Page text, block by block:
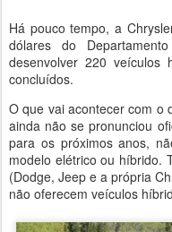
Há pouco tempo, a
dólares do
desenvolver 220
concluídos.
O que vai acontecer com o
ainda não se pronunciou
para os próximos anos,
modelo elétrico ou híbrido.
(Dodge, Jeep e a própria
não oferecem veículos